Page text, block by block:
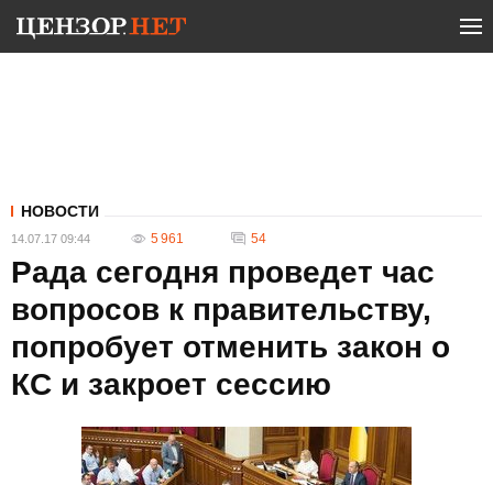
НОВОСТИ
14.07.17 09:44 5 961 54
Рада сегодня проведет час
вопросов к правительству,
попробует отменить закон о
КС и закроет сессию